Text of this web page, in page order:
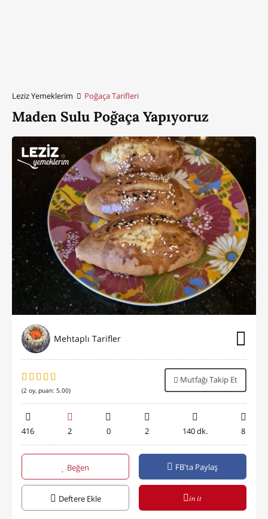
Leziz Yemeklerim Poğaça Tarifleri
Maden Sulu Poğaça Yapıyoruz
Mehtaplı Tarifler
(2 oy, puan: 5.00)
Mutfağı Takip Et
416 2 0 2 140 dk. 8
Beğen FB'ta Paylaş
Deftere Ekle in it